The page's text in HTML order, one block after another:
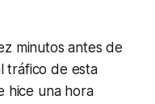
minutos antes de
tráfico de esta
hice una hora